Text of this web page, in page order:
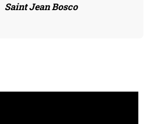
Saint Jean Bosco